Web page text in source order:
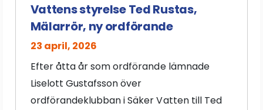
23 april, 2026
Vattens styrelse Ted Rustas,
Mälarrör, ny ordförande
Efter åtta år som ordförande lämnade
Liselott Gustafsson över
ordförandeklubban i Säker Vatten till Ted